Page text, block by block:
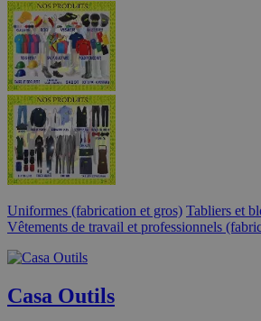
Uniformes (fabrication et gros) Tabliers et
Vêtements de travail et professionnels
Casa Outils